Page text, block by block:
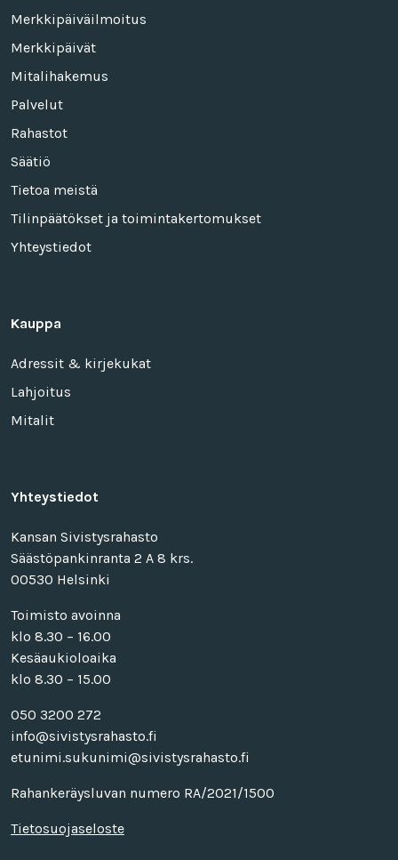
Merkkipäiväilmoitus
Merkkipäivät
Mitalihakemus
Palvelut
Rahastot
Säätiö
Tietoa meistä
Tilinpäätökset ja toimintakertomukset
Yhteystiedot
Kauppa
Adressit & kirjekukat
Lahjoitus
Mitalit
Yhteystiedot
Kansan Sivistysrahasto
Säästöpankinranta 2 A 8 krs.
00530 Helsinki
Toimisto avoinna
klo 8.30 – 16.00
Kesäaukioloaika
klo 8.30 – 15.00
050 3200 272
info@sivistysrahasto.fi
etunimi.sukunimi@sivistysrahasto.fi
Rahankeräysluvan numero RA/2021/1500
Tietosuojaseloste